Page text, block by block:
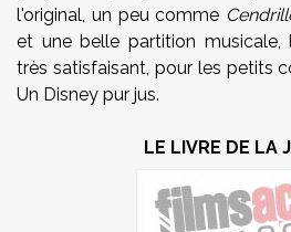
l'original, un peu comme
et une belle partition
très satisfaisant, pour les petits
Un Disney pur jus.
LE LIVRE DE LA